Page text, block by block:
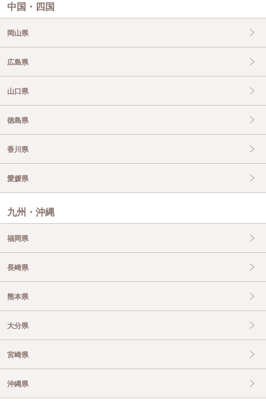
中国・四国
岡山県
広島県
山口県
徳島県
香川県
愛媛県
九州・沖縄
福岡県
長崎県
熊本県
大分県
宮崎県
沖縄県